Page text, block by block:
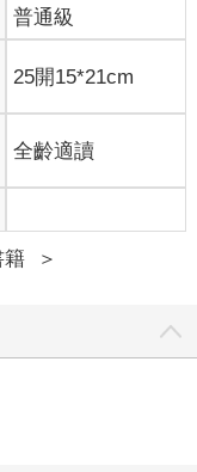
普通級
25開15*21cm
全齡適讀
籍 ＞